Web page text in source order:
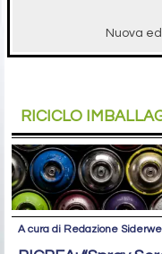
Nuova
RICICLO
A cura di Redazione